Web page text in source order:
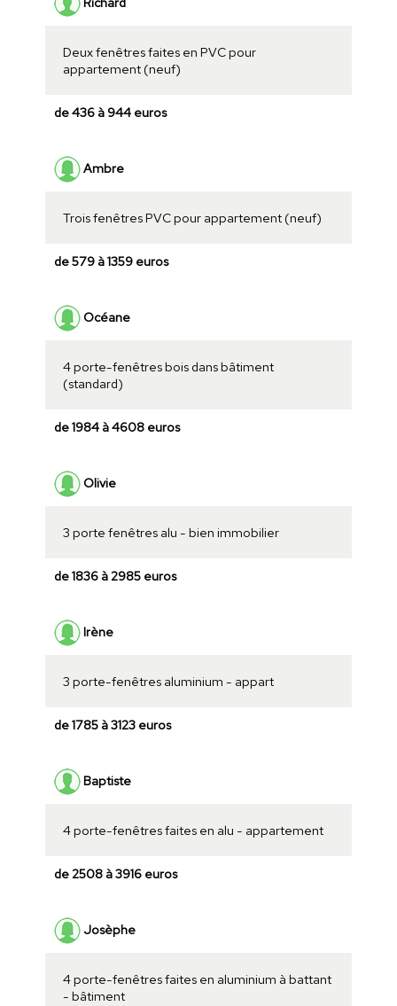
Deux fenêtres faites en PVC pour
appartement (neuf)
de 436 à 944 euros
Ambre
Trois fenêtres PVC pour appartement (neuf)
de 579 à 1359 euros
Océane
4 porte-fenêtres bois dans bâtiment
(standard)
de 1984 à 4608 euros
Olivie
3 porte fenêtres alu - bien immobilier
de 1836 à 2985 euros
Irène
3 porte-fenêtres aluminium - appart
de 1785 à 3123 euros
Baptiste
4 porte-fenêtres faites en alu - appartement
de 2508 à 3916 euros
Josèphe
4 porte-fenêtres faites en aluminium à battant
- bâtiment